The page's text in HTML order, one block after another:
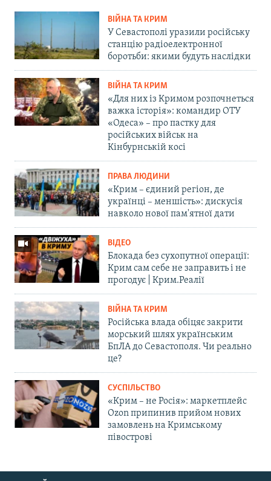
ВІЙНА ТА КРИМ
У Севастополі уразили російську
станцію радіоелектронної
боротьби: якими будуть наслідки
ВІЙНА ТА КРИМ
«Для них із Кримом розпочнеться
важка історія»: командир ОТУ
«Одеса» – про пастку для
російських військ на
Кінбурнській косі
ПРАВА ЛЮДИНИ
«Крим – єдиний регіон, де
українці – меншість»: дискусія
навколо нової пам'ятної дати
ВІДЕО
Блокада без сухопутної операції:
Крим сам себе не заправить і не
прогодує | Крим.Реалії
ВІЙНА ТА КРИМ
Російська влада обіцяє закрити
морський шлях українським
БпЛА до Севастополя. Чи реально
це?
СУСПІЛЬСТВО
«Крим – не Росія»: маркетплейс
Ozon припинив прийом нових
замовлень на Кримському
півострові